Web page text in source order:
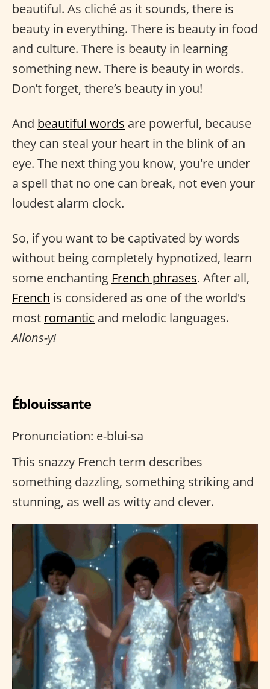
beautiful. As cliché as it sounds, there is
beauty in everything. There is beauty in food
and culture. There is beauty in learning
something new. There is beauty in words.
Don’t forget, there’s beauty in you!
And beautiful words are powerful, because
they can steal your heart in the blink of an
eye. The next thing you know, you're under
a spell that no one can break, not even your
loudest alarm clock.
So, if you want to be captivated by words
without being completely hypnotized, learn
some enchanting French phrases. After all,
French is considered as one of the world's
most romantic and melodic languages.
Allons-y!
Éblouissante
Pronunciation: e-blui-sa
This snazzy French term describes
something dazzling, something striking and
stunning, as well as witty and clever.